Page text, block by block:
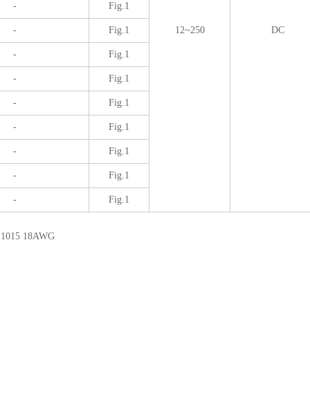
12~250 DC
- Fig.1
- Fig.1
- Fig.1
- Fig.1
- Fig.1
- Fig.1
- Fig.1
- Fig.1
- Fig.1
18AWG